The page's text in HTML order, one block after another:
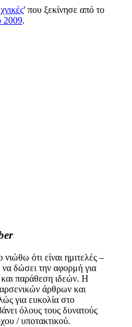
' που ξεκίνησε από το
2009.
ότι είναι ημιτελές –
να δώσει την αφορμή για
παράθεση ιδεών. Η
άρθρων και
για ευκολία στο
όλους τους δυνατούς
/ υποτακτικού.